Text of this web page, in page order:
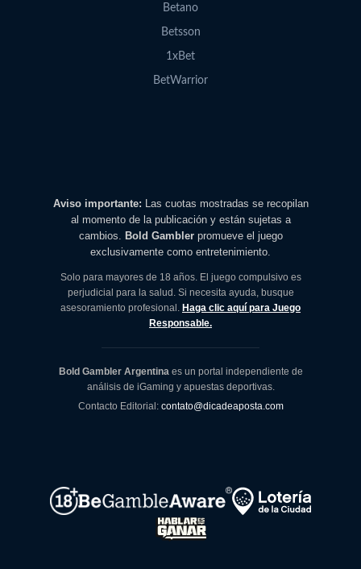
Betano
Betsson
1xBet
BetWarrior
Aviso importante: Las cuotas mostradas se recopilan
al momento de la publicación y están sujetas a
cambios. Bold Gamblerpromueve el juego
exclusivamente como entretenimiento.
Solo para mayores de 18 años. El juego compulsivo es
perjudicial para la salud. Si necesita ayuda, busque
asesoramiento profesional. Haga clic aquí para Juego
Responsable.
Bold Gambler Argentinaes un portal independiente de
análisis de iGaming y apuestas deportivas.
Contacto Editorial: contato@dicadeaposta.com